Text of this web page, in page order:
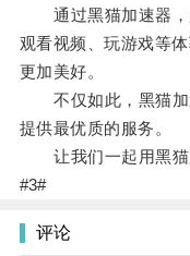
通过黑猫加速器，
观看视频、玩游戏等
更加美好。
不仅如此，黑猫加
提供最优质的服务。
让我们一起用黑猫
#3#
评论